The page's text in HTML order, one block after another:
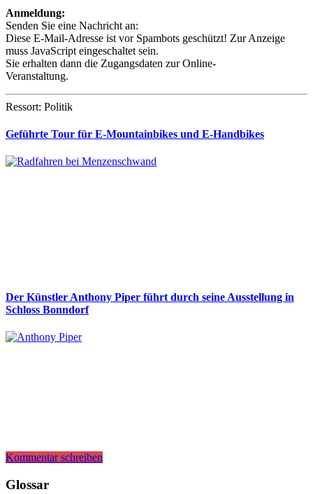
Anmeldung:
Senden Sie eine Nachricht an:
Diese E-Mail-Adresse ist vor Spambots geschützt! Zur Anzeige
muss JavaScript eingeschaltet sein.
Sie erhalten dann die Zugangsdaten zur Online-
Veranstaltung.
Ressort: Politik
Geführte Tour für E-Mountainbikes und E-Handbikes
Der Künstler Anthony Piper führt durch seine Ausstellung in
Schloss Bonndorf
Kommentar schreiben
Glossar